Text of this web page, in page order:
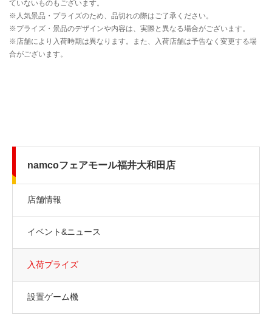
namcoフェアモール福井大和田店
店舗情報
イベント&ニュース
入荷プライズ
設置ゲーム機